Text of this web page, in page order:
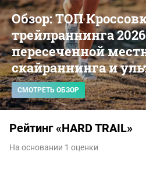
Обзор: ТОП
трейлраннинга
пересеченной
скайраннинга и
СМОТРЕТЬ ОБЗОР
Рейтинг «HARD TRAIL»
На основании 1 оценки